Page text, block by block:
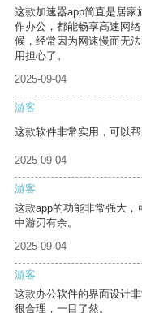
这款加速器app简直是居
作办公，都能畅享高速网
候，经常因为网速慢而无
用担心了。
2025-09-04
游客
这款软件非常实用，可以帮
2025-09-04
游客
这款app的功能非常强大
中游刃有余。
2025-09-04
游客
这款办公软件的界面设计
很合理，一目了然。